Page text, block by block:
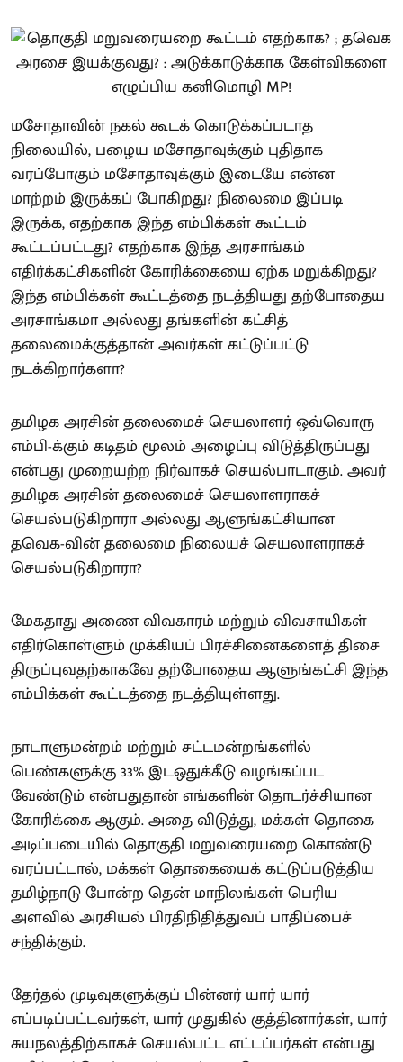
மசோதாவின் நகல் கூடக் கொடுக்கப்படாத
நிலையில், பழைய மசோதாவுக்கும் புதிதாக
வரப்போகும் மசோதாவுக்கும் இடையே என்ன
மாற்றம் இருக்கப் போகிறது? நிலைமை இப்படி
இருக்க, எதற்காக இந்த எம்பிக்கள் கூட்டம்
கூட்டப்பட்டது? எதற்காக இந்த அரசாங்கம்
எதிர்க்கட்சிகளின் கோரிக்கையை ஏற்க மறுக்கிறது?
இந்த எம்பிக்கள் கூட்டத்தை நடத்தியது தற்போதைய
அரசாங்கமா அல்லது தங்களின் கட்சித்
தலைமைக்குத்தான் அவர்கள் கட்டுப்பட்டு
நடக்கிறார்களா?
தமிழக அரசின் தலைமைச் செயலாளர் ஒவ்வொரு
எம்பி-க்கும் கடிதம் மூலம் அழைப்பு விடுத்திருப்பது
என்பது முறையற்ற நிர்வாகச் செயல்பாடாகும். அவர்
தமிழக அரசின் தலைமைச் செயலாளராகச்
செயல்படுகிறாரா அல்லது ஆளுங்கட்சியான
தவெக-வின் தலைமை நிலையச் செயலாளராகச்
செயல்படுகிறாரா?
மேகதாது அணை விவகாரம் மற்றும் விவசாயிகள்
எதிர்கொள்ளும் முக்கியப் பிரச்சினைகளைத் திசை
திருப்புவதற்காகவே தற்போதைய ஆளுங்கட்சி இந்த
எம்பிக்கள் கூட்டத்தை நடத்தியுள்ளது.
நாடாளுமன்றம் மற்றும் சட்டமன்றங்களில்
பெண்களுக்கு 33% இடஒதுக்கீடு வழங்கப்பட
வேண்டும் என்பதுதான் எங்களின் தொடர்ச்சியான
கோரிக்கை ஆகும். அதை விடுத்து, மக்கள் தொகை
அடிப்படையில் தொகுதி மறுவரையறை கொண்டு
வரப்பட்டால், மக்கள் தொகையைக் கட்டுப்படுத்திய
தமிழ்நாடு போன்ற தென் மாநிலங்கள் பெரிய
அளவில் அரசியல் பிரதிநிதித்துவப் பாதிப்பைச்
சந்திக்கும்.
தேர்தல் முடிவுகளுக்குப் பின்னர் யார் யார்
எப்படிப்பட்டவர்கள், யார் முதுகில் குத்தினார்கள், யார்
சுயநலத்திற்காகச் செயல்பட்ட எட்டப்பர்கள் என்பது